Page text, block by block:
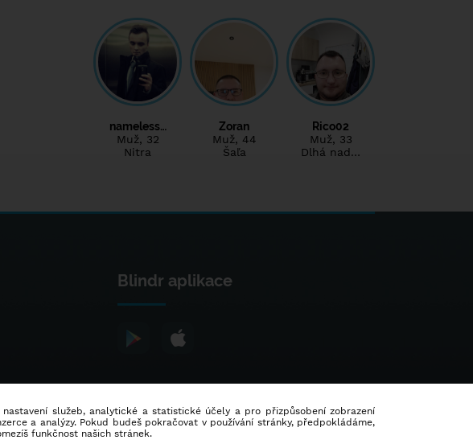
nameless…
Muž, 32
Nitra
Zoran
Muž, 44
Šaľa
Rico02
Muž, 33
Dlhá nad…
Blindr aplikace
služeb, analytické a statistické účely a pro přizpůsobení zobrazení
a analýzy. Pokud budeš pokračovat v používání stránky, předpokládáme,
funkčnost našich stránek.